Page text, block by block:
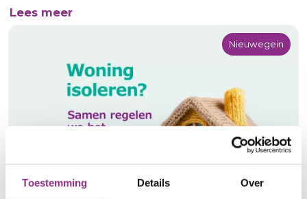
Toestemming Details Over
Lees meerover Spouwmuurisolatie met UF-
Nieuwegein
Nieuwegein